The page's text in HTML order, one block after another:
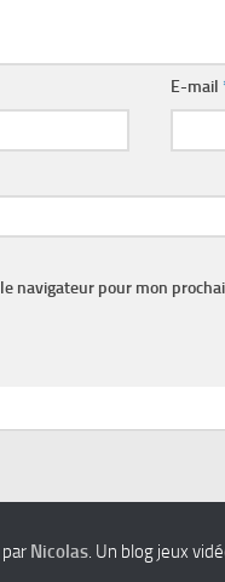
E-mail
navigateur pour mon
Nicolas. Un blog jeux